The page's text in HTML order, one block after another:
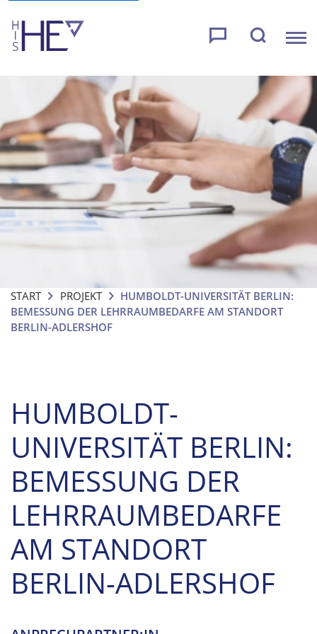
START PROJEKT
HUMBOLDT-UNIVERSITÄT BERLIN:
BEMESSUNG DER LEHRRAUMBEDARFE AM STANDORT
BERLIN-ADLERSHOF
HUMBOLDT-
UNIVERSITÄT BERLIN:
BEMESSUNG DER
LEHRRAUMBEDARFE
AM STANDORT
BERLIN-ADLERSHOF